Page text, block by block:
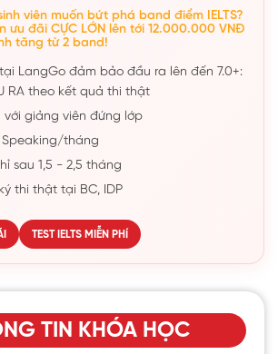
viên muốn bứt phá band điểm IELTS?
ưu đãi CỰC LỚN lên tới 12.000.000 VNĐ
tăng từ 2 band!
tại LangGo đảm bảo đầu ra lên đến 7.0+:
RA theo kết quả thi thật
với giảng viên đứng lớp
tháng
sau 1,5 - 2,5 tháng
thi thật tại BC, IDP
TEST IELTS MIỄN PHÍ
TIN KHÓA HỌC